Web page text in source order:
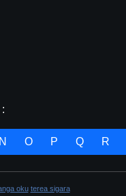
N O P Q R
oku terea sigara